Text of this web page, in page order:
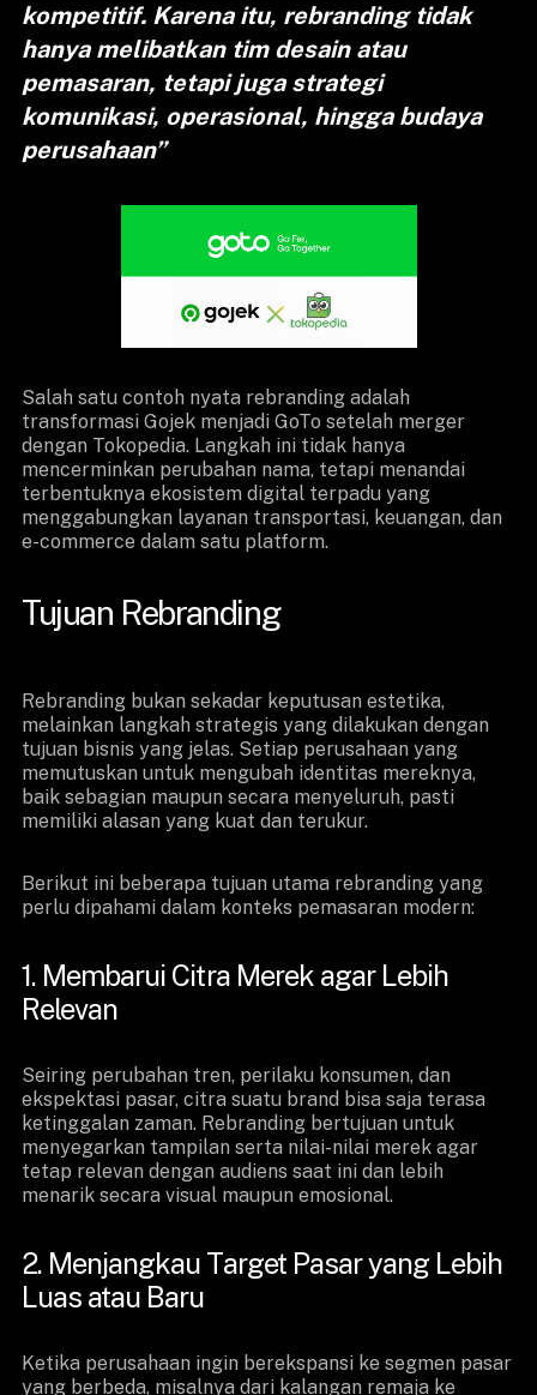
kompetitif. Karena itu, rebranding tidak
hanya melibatkan tim desain atau
pemasaran, tetapi juga strategi
komunikasi, operasional, hingga budaya
perusahaan”
Salah satu contoh nyata rebranding adalah
transformasi Gojek menjadi GoTo setelah merger
dengan Tokopedia. Langkah ini tidak hanya
mencerminkan perubahan nama, tetapi menandai
terbentuknya ekosistem digital terpadu yang
menggabungkan layanan transportasi, keuangan, dan
e-commerce dalam satu platform.
Tujuan Rebranding
Rebranding bukan sekadar keputusan estetika,
melainkan langkah strategis yang dilakukan dengan
tujuan bisnis yang jelas. Setiap perusahaan yang
memutuskan untuk mengubah identitas mereknya,
baik sebagian maupun secara menyeluruh, pasti
memiliki alasan yang kuat dan terukur.
Berikut ini beberapa tujuan utama rebranding yang
perlu dipahami dalam konteks pemasaran modern:
1. Membarui Citra Merek agar Lebih
Relevan
Seiring perubahan tren, perilaku konsumen, dan
ekspektasi pasar, citra suatu brand bisa saja terasa
ketinggalan zaman. Rebranding bertujuan untuk
menyegarkan tampilan serta nilai-nilai merek agar
tetap relevan dengan audiens saat ini dan lebih
menarik secara visual maupun emosional.
2. Menjangkau Target Pasar yang Lebih
Luas atau Baru
Ketika perusahaan ingin berekspansi ke segmen pasar
yang berbeda, misalnya dari kalangan remaja ke